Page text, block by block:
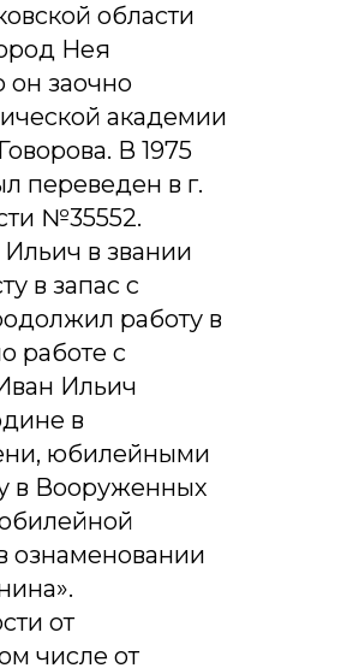
области
Нея
он заочно
академии
В 1975
переведен в г.
№35552.
в звании
в запас с
работу в
работе с
Ильич
в
юбилейными
в Вооруженных
ознаменовании
от
числе от